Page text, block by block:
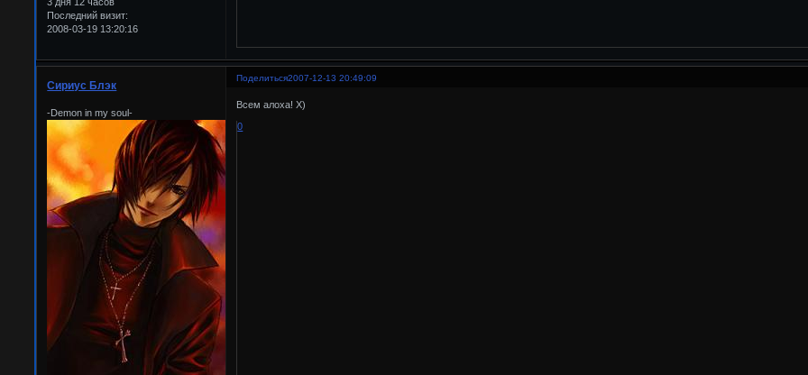
Последний визит:
2008-03-19 13:20:16
Поделиться2007-12-13 20:49:09
Сириус Блэк
-Demon in my soul-
Всем алоха! Х)
0